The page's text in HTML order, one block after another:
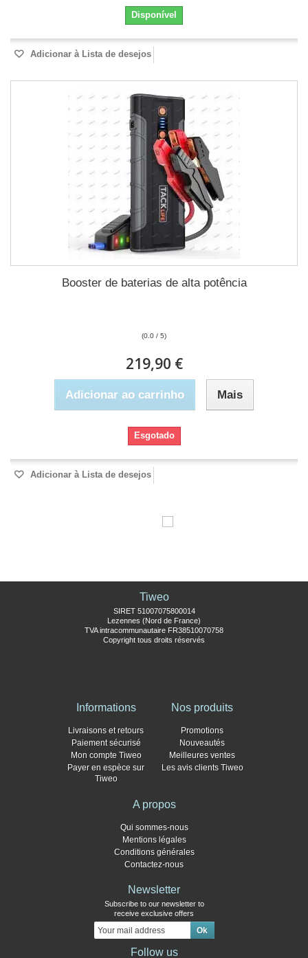
Disponível
Adicionar à Lista de desejos
Booster de baterias de alta potência
(0.0 / 5)
219,90 €
Adicionar ao carrinho Mais
Esgotado
Adicionar à Lista de desejos
Tiweo
SIRET 51007075800014
Lezennes (Nord de France)
TVA intracommunautaire FR38510070758
Copyright tous droits réservés
Informations
Livraisons et retours
Paiement sécurisé
Mon compte Tiweo
Payer en espèce sur
Tiweo
Nos produits
Promotions
Nouveautés
Meilleures ventes
Les avis clients Tiweo
A propos
Qui sommes-nous
Mentions légales
Conditions générales
Contactez-nous
Newsletter
Subscribe to our newsletter to
receive exclusive offers
Follow us